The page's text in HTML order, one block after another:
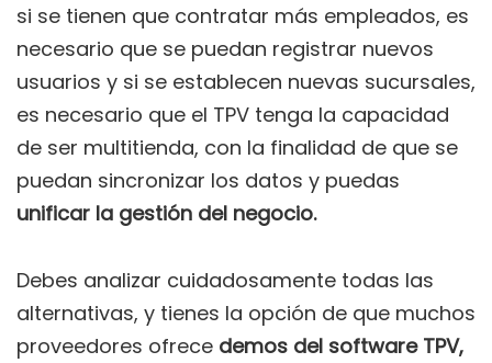
si se tienen que contratar más empleados, es
necesario que se puedan registrar nuevos
usuarios y si se establecen nuevas sucursales,
es necesario que el TPV tenga la capacidad
de ser multitienda, con la finalidad de que se
puedan sincronizar los datos y puedas
unificar la gestión del negocio.
Debes analizar cuidadosamente todas las
alternativas, y tienes la opción de que muchos
proveedores ofrece demos del software TPV,